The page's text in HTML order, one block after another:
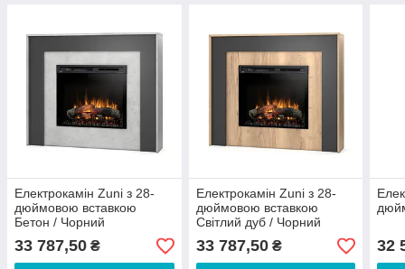
Електрокамін Zuni з 28-
дюймовою вставкою
Бетон / Чорний
33 787,50 ₴
Електрокамін Zuni з 28-
дюймовою вставкою
Світлий дуб / Чорний
33 787,50₴ 32